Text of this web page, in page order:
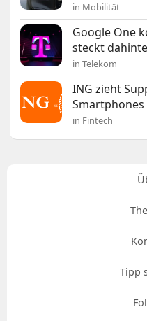
in Mobilität
Google One
steckt
in Telekom
ING zieht
in Fintech
Tipp